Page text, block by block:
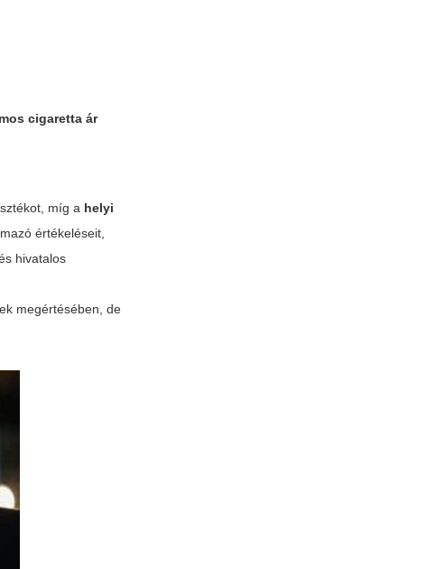
cigaretta ár
míg a helyi
értékeléseit,
hivatalos
megértésében, de